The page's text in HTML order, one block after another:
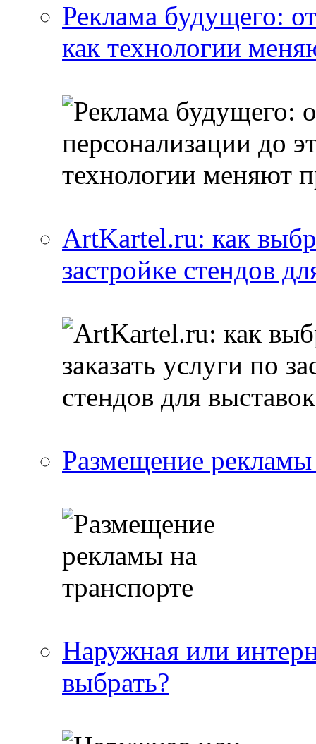
Реклама будущего:
как технологии
ArtKartel.ru: как
застройке стендов
Размещение рекламы
Наружная или
выбрать?